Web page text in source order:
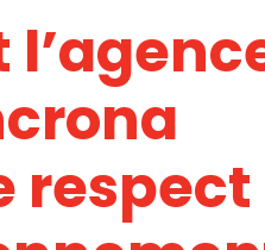
respect